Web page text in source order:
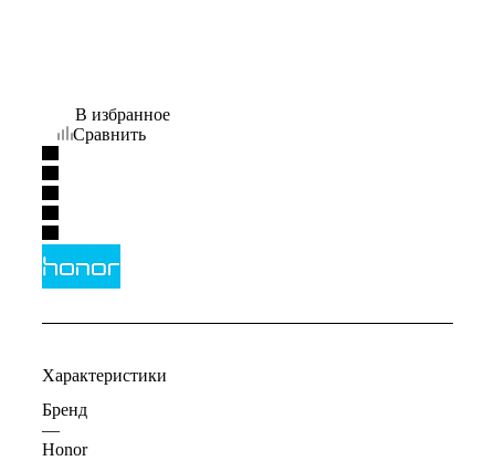
В избранное
Сравнить
Характеристики
Бренд
—
Honor